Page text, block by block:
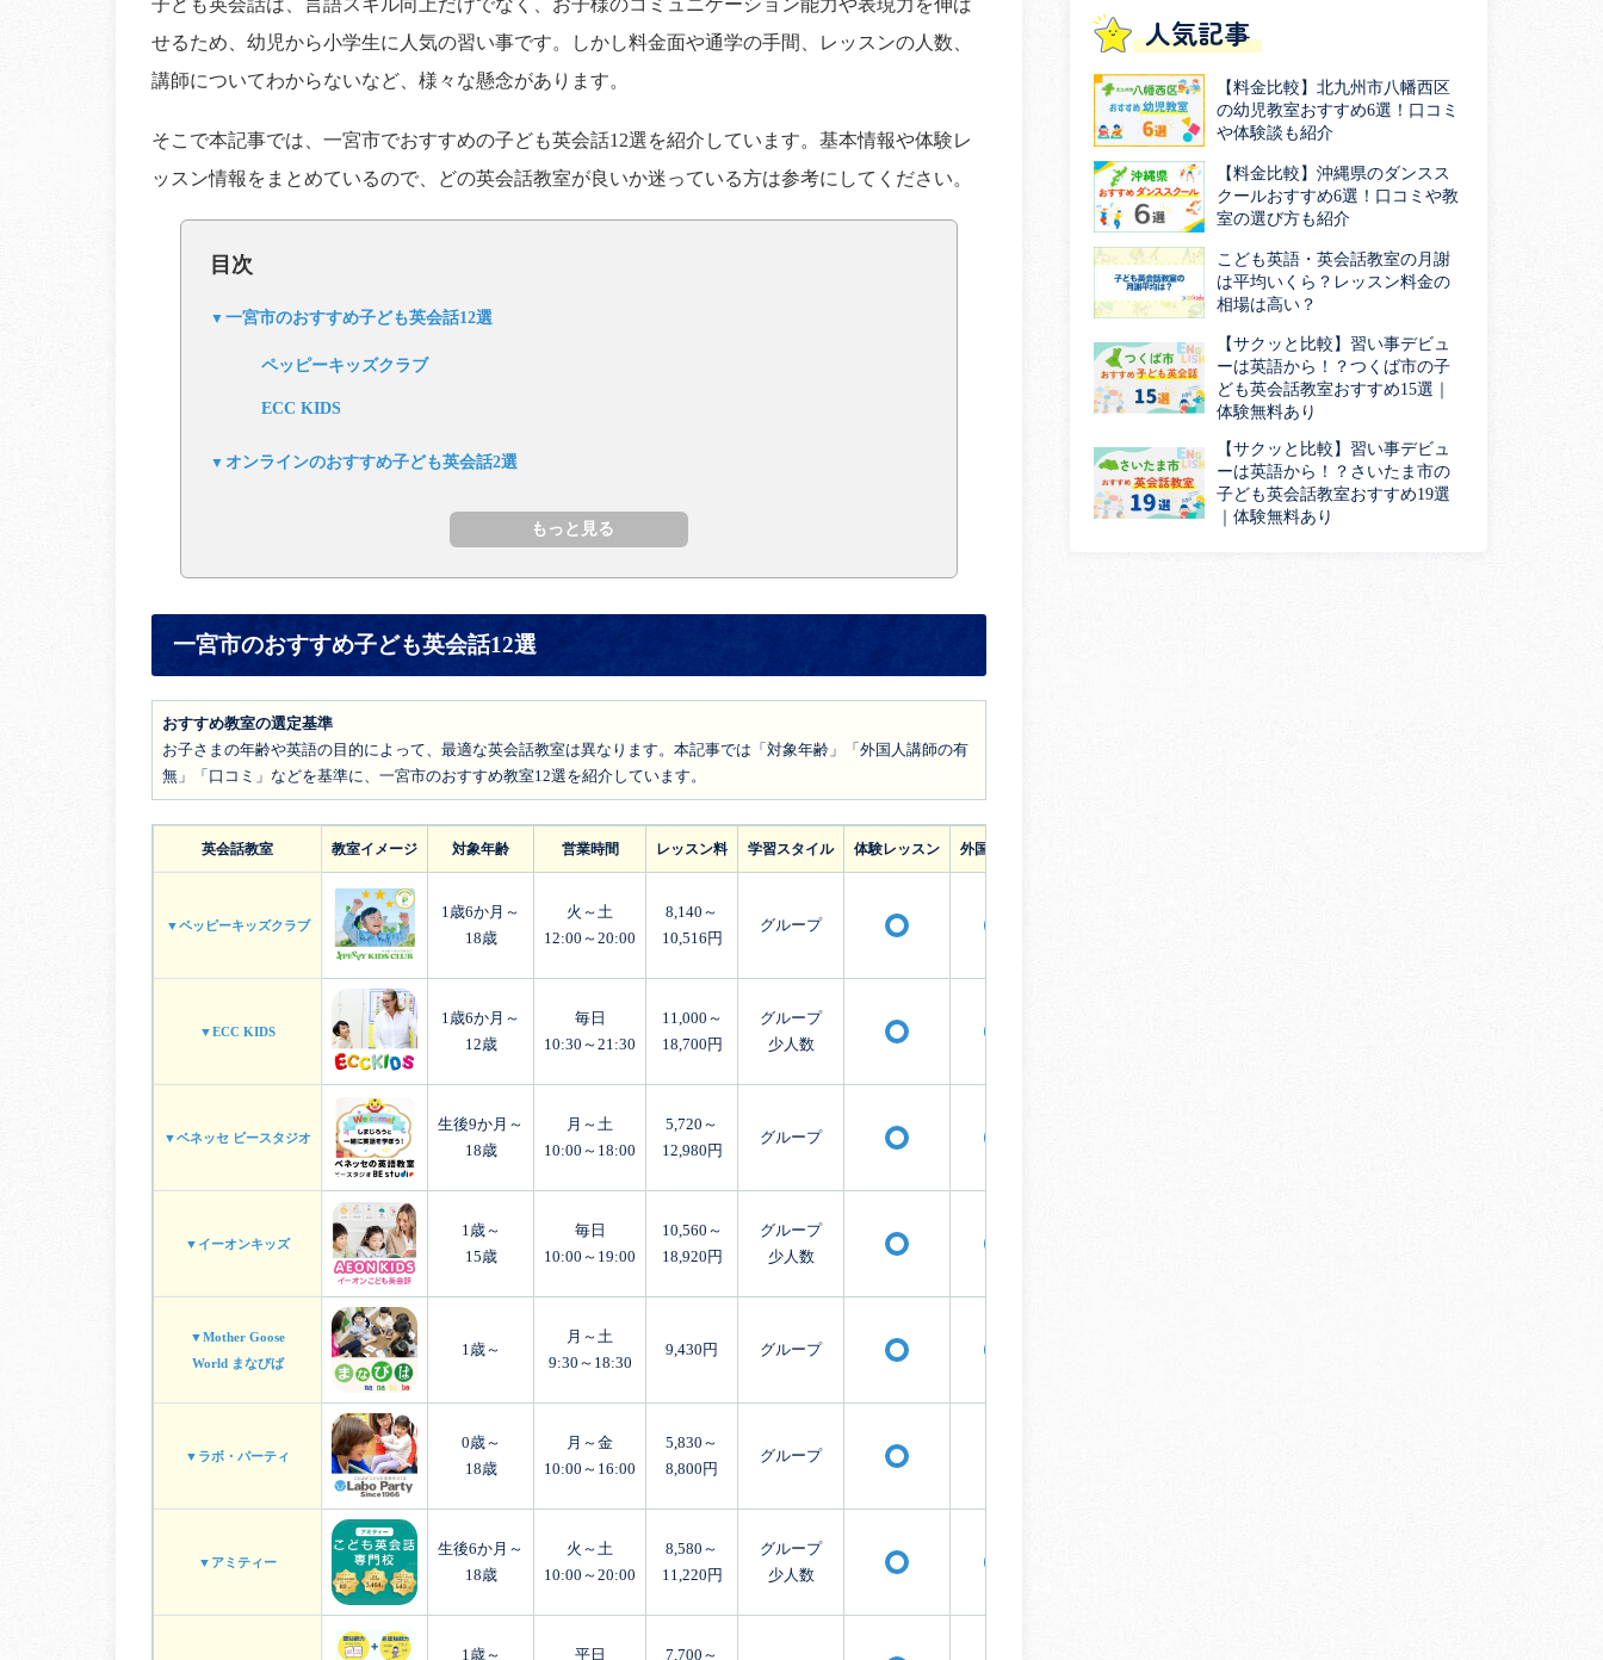
子ども英会話は、言語スキル向上だけでなく、お子様のコミュニケーション能力や表現力を伸ば
せるため、幼児から小学生に人気の習い事です。しかし料金面や通学の手間、レッスンの人数、
講師についてわからないなど、様々な懸念があります。
そこで本記事では、一宮市でおすすめの子ども英会話12選を紹介しています。基本情報や体験レ
ッスン情報をまとめているので、どの英会話教室が良いか迷っている方は参考にしてください。
目次
一宮市のおすすめ子ども英会話12選
ペッピーキッズクラブ
ECC KIDS
オンラインのおすすめ子ども英会話2選
一宮市のおすすめ子ども英会話12選
おすすめ教室の選定基準
お子さまの年齢や英語の目的によって、最適な英会話教室は異なります。本記事では「対象年齢」「外国人講師の有
無」「口コミ」などを基準に、一宮市のおすすめ教室12選を紹介しています。
英会話教室 教室イメージ 対象年齢 営業時間 レッスン料 学習スタイル 体験レッスン 外国人講師
▼ペッピーキッズクラブ
1歳6か月～
18歳
火～土
12:00～20:00
8,140～
10,516円
グループ
▼ECC KIDS
1歳6か月～
12歳
毎日
10:30～21:30
11,000～
18,700円
グループ
少人数
▼ベネッセ ビースタジオ
生後9か月～
18歳
月～土
10:00～18:00
5,720～
12,980円
グループ
▼イーオンキッズ
1歳～
15歳
毎日
10:00～19:00
10,560～
18,920円
グループ
少人数
▼Mother Goose
World まなびば
1歳～
月～土
9:30～18:30
9,430円 グループ
▼ラボ・パーティ
0歳～
18歳
月～金
10:00～16:00
5,830～
8,800円
グループ
▼アミティー
生後6か月～
18歳
火～土
10:00～20:00
8,580～
11,220円
グループ
少人数
1歳～
平日
7,700～
人気記事
【料金比較】北九州市八幡西区
の幼児教室おすすめ6選！口コミ
や体験談も紹介
【料金比較】沖縄県のダンスス
クールおすすめ6選！口コミや教
室の選び方も紹介
こども英語・英会話教室の月謝
は平均いくら？レッスン料金の
相場は高い？
【サクッと比較】習い事デビュ
ーは英語から！？つくば市の子
ども英会話教室おすすめ15選｜
体験無料あり
【サクッと比較】習い事デビュ
ーは英語から！？さいたま市の
子ども英会話教室おすすめ19選
｜体験無料あり